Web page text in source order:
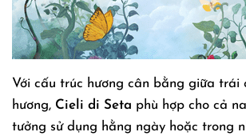
Với cấu trúc hương cân bằng giữa trái
hương, Cieli di Seta phù hợp cho cả
tưởng sử dụng hằng ngày hoặc trong